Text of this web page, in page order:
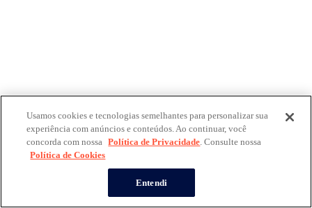
Usamos cookies e tecnologias semelhantes para personalizar sua
experiência com anúncios e conteúdos. Ao continuar, você
concorda com nossa Política de Privacidade. Consulte nossa
Política de Cookies
Entendi